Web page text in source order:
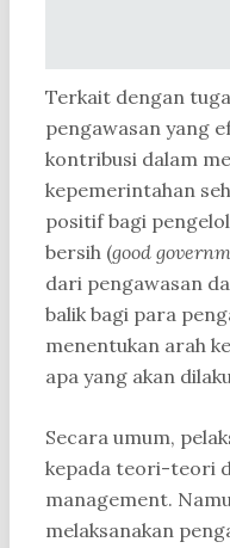
Terkait dengan
pengawasan yang
kontribusi dalam
kepemerintahan
positif bagi
bersih (good
dari pengawasan
balik bagi para
menentukan arah
apa yang akan
Secara umum,
kepada teori-teori
management.
melaksanakan